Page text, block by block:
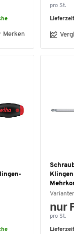
Merken
pro St.
nur
pro St.